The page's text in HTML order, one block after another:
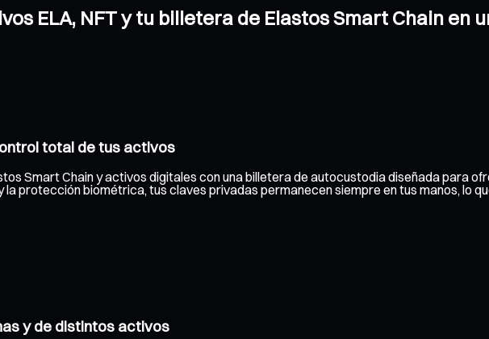
ELA, NFT y tu billetera de Elastos Smart Chain en
total de tus activos
Smart Chain y activos digitales con una billetera de autocustodia diseñada para
protección biométrica, tus claves privadas permanecen siempre en tus manos, lo
y de distintos activos